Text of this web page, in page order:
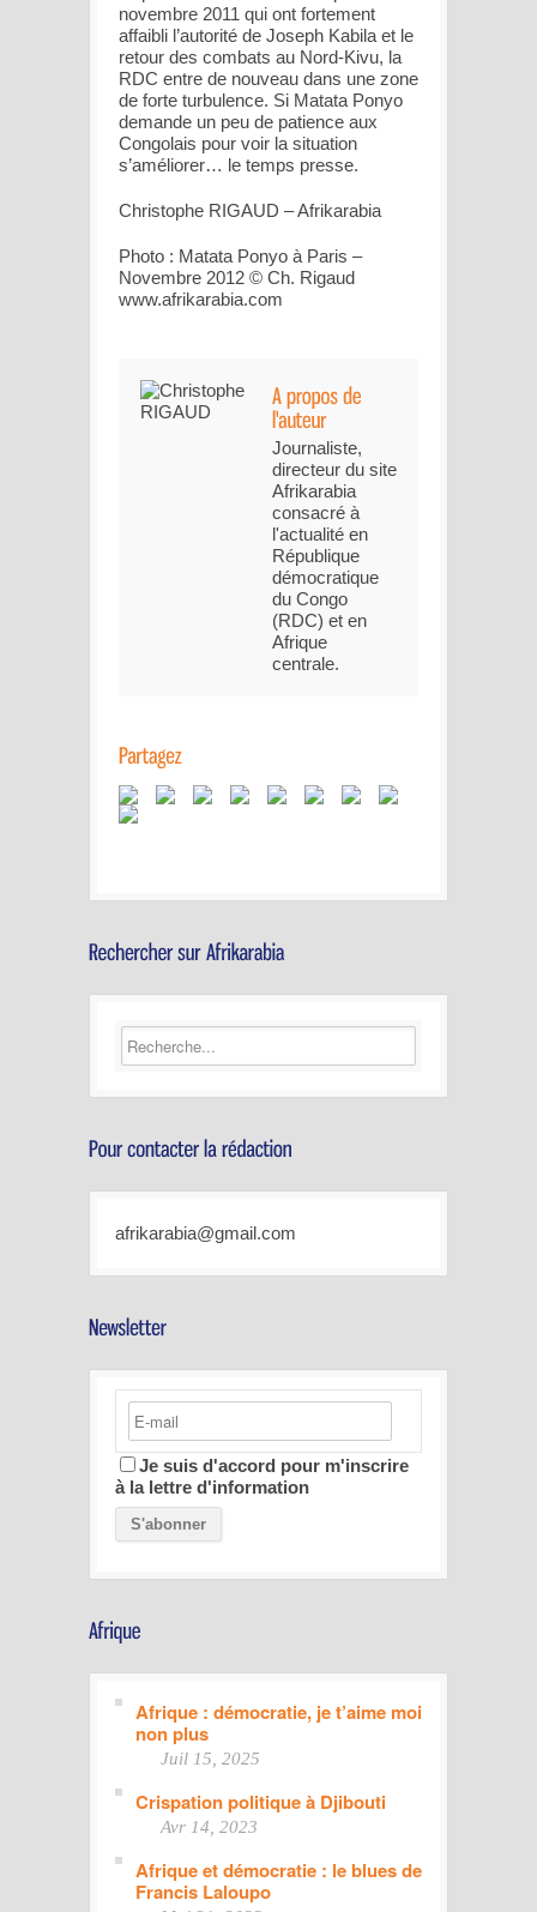
novembre 2011 qui ont fortement
affaibli l’autorité de Joseph Kabila et le
retour des combats au Nord-Kivu, la
RDC entre de nouveau dans une zone
de forte turbulence. Si Matata Ponyo
demande un peu de patience aux
Congolais pour voir la situation
s’améliorer… le temps presse.
Christophe RIGAUD – Afrikarabia
Photo : Matata Ponyo à Paris –
Novembre 2012 © Ch. Rigaud
www.afrikarabia.com
Journaliste,
directeur du site
Afrikarabia
consacré à
l'actualité en
République
démocratique
du Congo
(RDC) et en
Afrique
centrale.
afrikarabia@gmail.com
Je suis d'accord pour m'inscrire
à la lettre d'information
Afrique : démocratie, je t’aime moi
non plus
Juil 15, 2025
Crispation politique à Djibouti
Avr 14, 2023
Afrique et démocratie : le blues de
Francis Laloupo